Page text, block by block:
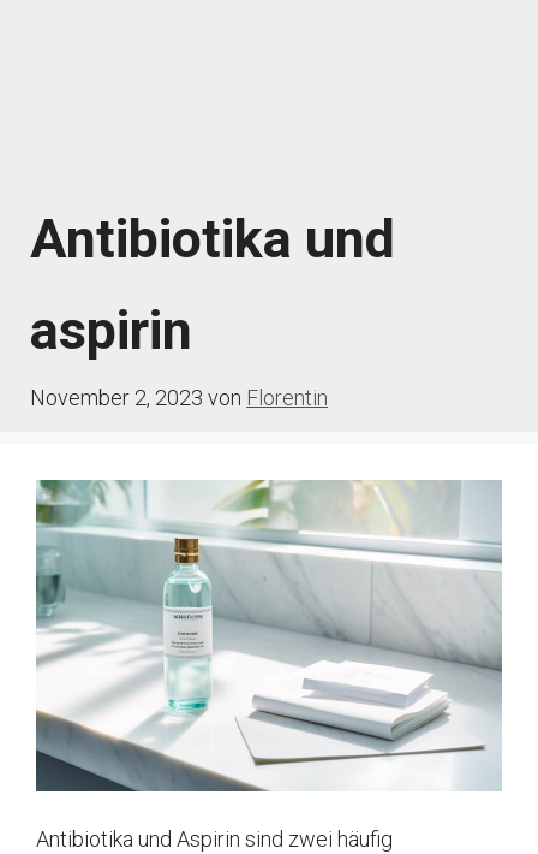
Antibiotika und
aspirin
November 2, 2023 von Florentin
Antibiotika und Aspirin sind zwei häufig